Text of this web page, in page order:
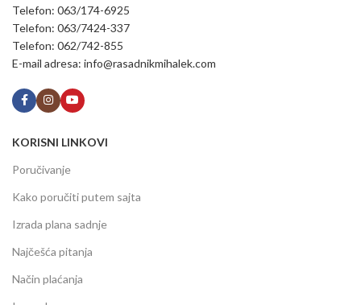
Telefon: 063/174-6925
Telefon: 063/7424-337
Telefon: 062/742-855
E-mail adresa: info@rasadnikmihalek.com
KORISNI LINKOVI
Poručivanje
Kako poručiti putem sajta
Izrada plana sadnje
Najčešća pitanja
Način plaćanja